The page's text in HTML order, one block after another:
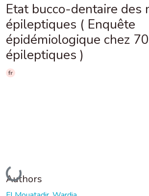
Etat bucco-dentaire des
épileptiques ( Enquête
épidémiologique chez
épileptiques )
fr
Loading...
Authors